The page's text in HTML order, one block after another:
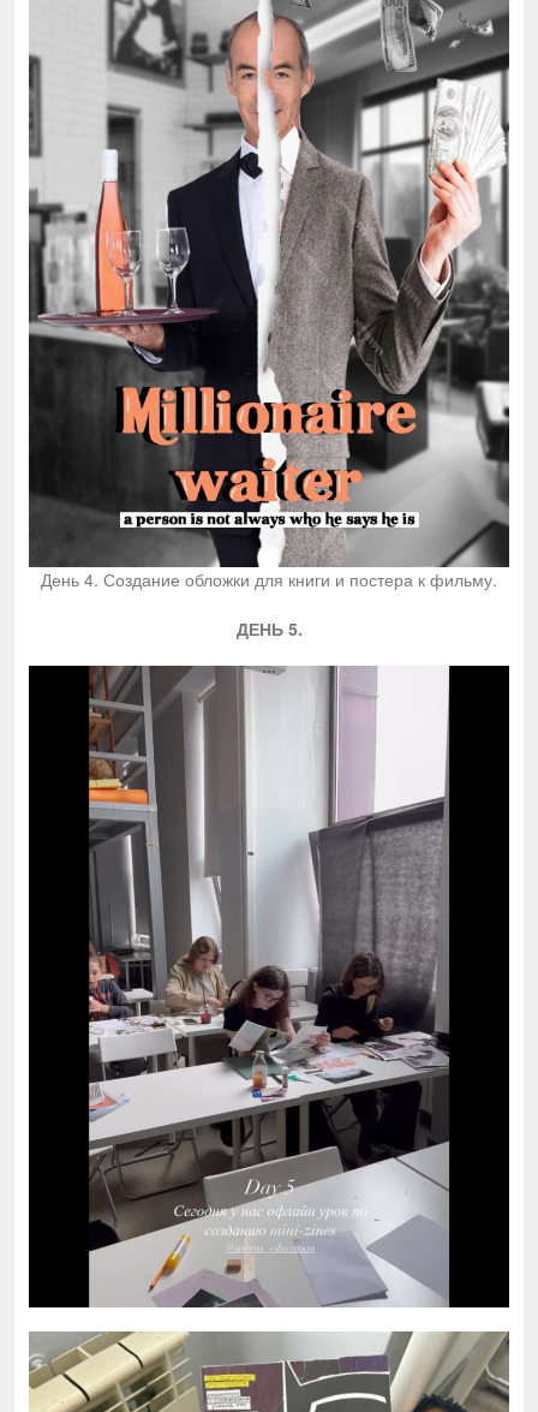
День 4. Создание обложки для книги и постера к фильму.
ДЕНЬ 5.